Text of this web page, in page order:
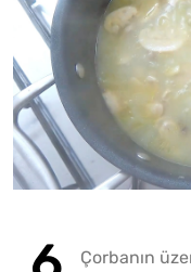
Çorbanın